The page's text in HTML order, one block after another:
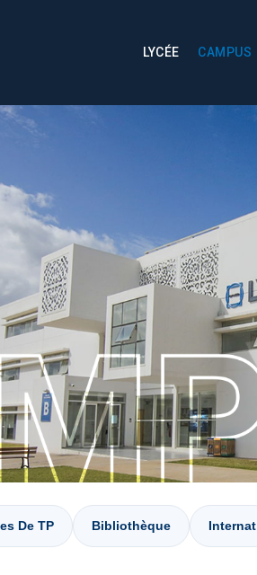
LYCÉE CAMPUS
De TP Bibliothèque Internat